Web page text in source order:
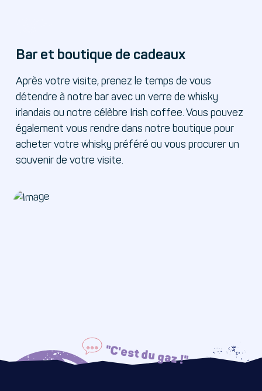
Bar et boutique de cadeaux
Après votre visite, prenez le temps de vous
détendre à notre bar avec un verre de whisky
irlandais ou notre célèbre Irish coffee. Vous pouvez
également vous rendre dans notre boutique pour
acheter votre whisky préféré ou vous procurer un
souvenir de votre visite.
"C'est du gaz !"